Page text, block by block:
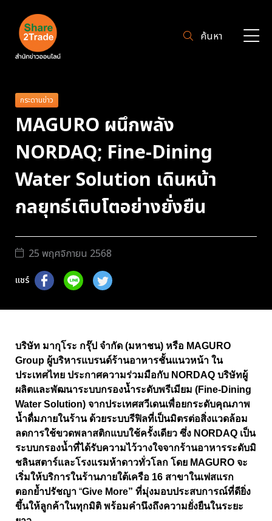
ค้นหา
กระดานข่าว
MAGURO ผนึกพลัง
NORDAQ; Fine-Dining
Water Solution เดินหน้า
กลยุทธ์เติบโตอย่างยั่งยืน
25 พฤศจิกายน 2568
แชร์
บริษัท มากุโระ กรุ๊ป จำกัด (มหาชน) หรือ MAGURO
Group ผู้บริหารแบรนด์ร้านอาหารชั้นแนวหน้า ใน
ประเทศไทย ประกาศความร่วมมือกับ NORDAQ บริษัทผู้
ผลิตและพัฒนาระบบกรองน้ำระดับพรีเมียม (Fine-Dining
Water Solution) จากประเทศสวีเดนเพื่อยกระดับคุณภาพ
น้ำดื่มภายในร้าน ด้วยระบบรีฟิลที่เป็นมิตรต่อสิ่งแวดล้อม
ลดการใช้ขวดพลาสติกแบบใช้ครั้งเดียว ซึ่ง NORDAQ เป็น
ระบบกรองน้ำที่ได้รับความไว้วางใจจากร้านอาหารระดับมิ
ชลินสตาร์และโรงแรมห้าดาวทั่วโลก โดย MAGURO จะ
เริ่มให้บริการในร้านภายใต้เครือ 16 สาขาในเฟสแรก
ตอกย้ำปรัชญา “Give More” ที่มุ่งมอบประสบการณ์ที่ดียิ่ง
ขึ้นให้ลูกค้าในทุกมิติ พร้อมคำนึงถึงความยั่งยืนในระยะ